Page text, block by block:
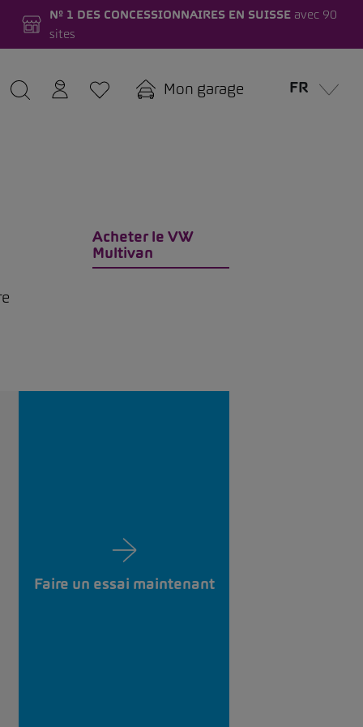
Nº 1 DES CONCESSIONNAIRES EN SUISSEavec 90
sites
Mon garage FR
Acheter le VW
Multivan
Faire un essai maintenant